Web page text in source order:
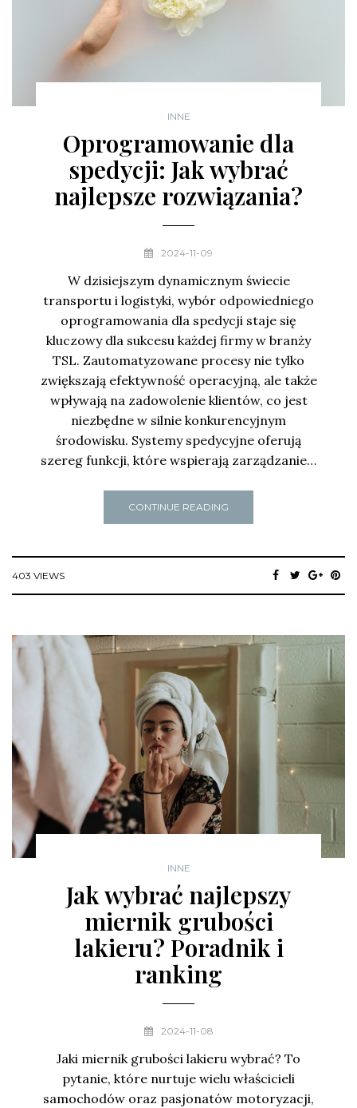
INNE
Oprogramowanie dla
spedycji: Jak wybrać
najlepsze rozwiązania?
2024-11-09
W dzisiejszym dynamicznym świecie
transportu i logistyki, wybór odpowiedniego
oprogramowania dla spedycji staje się
kluczowy dla sukcesu każdej firmy w branży
TSL. Zautomatyzowane procesy nie tylko
zwiększają efektywność operacyjną, ale także
wpływają na zadowolenie klientów, co jest
niezbędne w silnie konkurencyjnym
środowisku. Systemy spedycyjne oferują
szereg funkcji, które wspierają zarządzanie…
CONTINUE READING
403 VIEWS
INNE
Jak wybrać najlepszy
miernik grubości
lakieru? Poradnik i
ranking
2024-11-08
Jaki miernik grubości lakieru wybrać? To
pytanie, które nurtuje wielu właścicieli
samochodów oraz pasjonatów motoryzacji,